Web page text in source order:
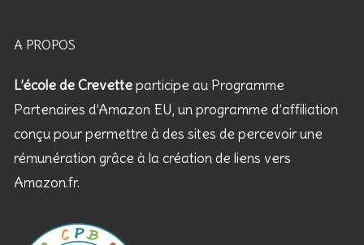
A PROPOS
L’école de Crevetteparticipe au Programme
Partenaires d’Amazon EU, un programme d’affiliation
conçu pour permettre à des sites de percevoir une
rémunération grâce à la création de liens vers
Amazon.fr.